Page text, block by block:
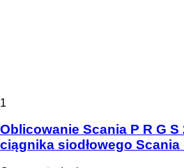
1
Oblicowanie Scania P R G S
ciągnika siodłowego Scania